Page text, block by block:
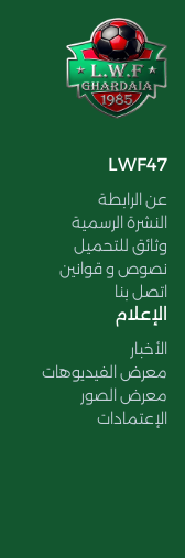
LWF47
عن الرابطة
النشرة الرسمية
وثائق للتحميل
نصوص و قوانين
اتصل بنا
الإعلام
الأخبار
معرض الفيديوهات
معرض الصور
الإعتمادات